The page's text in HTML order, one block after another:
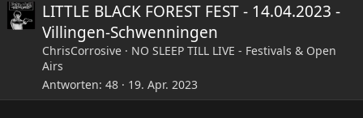
LITTLE BLACK FOREST FEST - 14.04.2023 -
Villingen-Schwenningen
ChrisCorrosive
NO SLEEP TILL LIVE - Festivals & Open
Airs
Antworten 48 19. Apr. 2023